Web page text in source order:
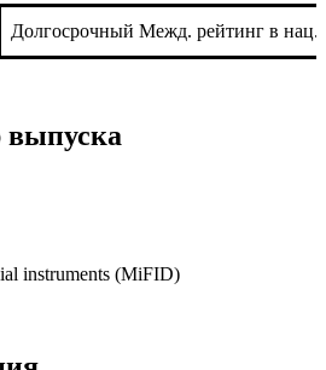
Долгосрочный Межд. рейтинг в нац.
выпуска
instruments (MiFID)